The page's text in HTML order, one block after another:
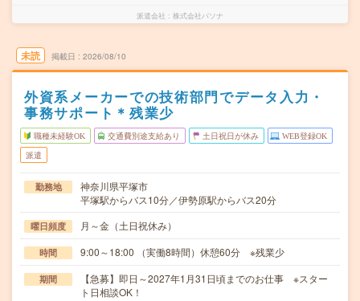
派遣会社 株式会社パソナ
未読 掲載日 2026/08/10
外資系メーカーでの技術部門でデータ入力・
事務サポート＊残業少
職種未経験OK 交通費別途支給あり 土日祝日が休み WEB登録OK
派遣
勤務地
神奈川県平塚市
平塚駅からバス10分／伊勢原駅からバス20分
曜日頻度 月～金（土日祝休み）
時間 9:00～18:00 （実働8時間）休憩60分 ※残業少
期間
【急募】即日～2027年1月31日頃までのお仕事 ※スター
ト日相談OK！